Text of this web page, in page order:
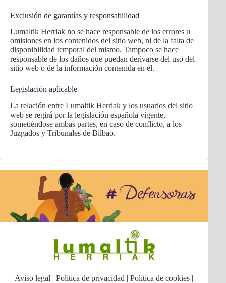
Exclusión de garantías y responsabilidad
Lumaltik Herriak no se hace responsable de los errores u
omisiones en los contenidos del sitio web, ni de la falta de
disponibilidad temporal del mismo. Tampoco se hace
responsable de los daños que puedan derivarse del uso del
sitio web o de la información contenida en él.
Legislación aplicable
La relación entre Lumaltik Herriak y los usuarios del sitio
web se regirá por la legislación española vigente,
sometiéndose ambas partes, en caso de conflicto, a los
Juzgados y Tribunales de Bilbao.
Aviso legal |Política de privacidad |Política de cookies |